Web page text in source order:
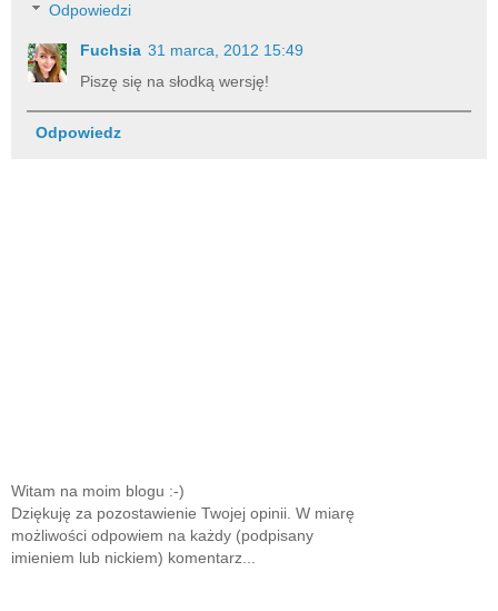
Odpowiedzi
Fuchsia 31 marca, 2012 15:49
Piszę się na słodką wersję!
Odpowiedz
Witam na moim blogu :-)
Dziękuję za pozostawienie Twojej opinii. W miarę
możliwości odpowiem na każdy (podpisany
imieniem lub nickiem) komentarz...